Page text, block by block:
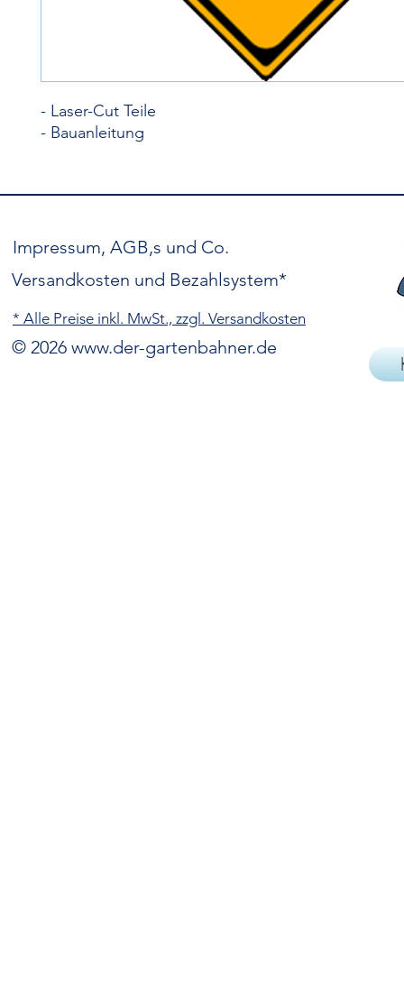
- Laser-Cut Teile
- Bauanleitung
Impressum, AGB,s und Co.
Versandkosten und Bezahlsystem*
* Alle Preise inkl. MwSt., zzgl. Versandkosten
© 2026 www.der-gartenbahner.de